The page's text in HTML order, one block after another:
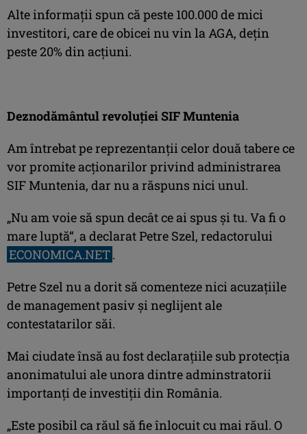
Alte informaţii spun că peste 100.000 de mici
investitori, care de obicei nu vin la AGA, deţin
peste 20% din acţiuni.
Deznodământul revoluţiei SIF Muntenia
Am întrebat pe reprezentanţii celor două tabere ce
vor promite acţionarilor privind administrarea
SIF Muntenia, dar nu a răspuns nici unul.
„Nu am voie să spun decât ce ai spus şi tu. Va fi o
mare luptă“, a declarat Petre Szel, redactorului
ECONOMICA.NET.
Petre Szel nu a dorit să comenteze nici acuzaţiile
de management pasiv şi neglijent ale
contestatarilor săi.
Mai ciudate însă au fost declaraţiile sub protecţia
anonimatului ale unora dintre adminstratorii
importanţi de investiţii din România.
„Este posibil ca răul să fie înlocuit cu mai răul. O